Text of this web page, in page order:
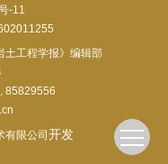
-11
土工程学报》编辑部
85829556
有限公司开发